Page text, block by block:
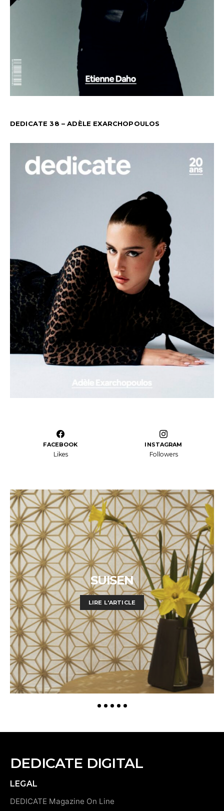
DEDICATE 38 – ADÈLE EXARCHOPOULOS
FACEBOOK
Likes
INSTAGRAM
Followers
SUISEN
LIRE L'ARTICLE
DEDICATE DIGITAL
LEGAL
DEDICATE Magazine On Line